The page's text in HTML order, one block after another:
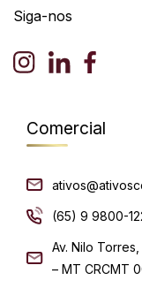
Siga-nos
Comercial
(65) 9 9800-
Av. Nilo
– MT CRCMT